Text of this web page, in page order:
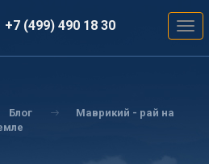
+7 (499) 490 18 30
Блог
Маврикий - рай на